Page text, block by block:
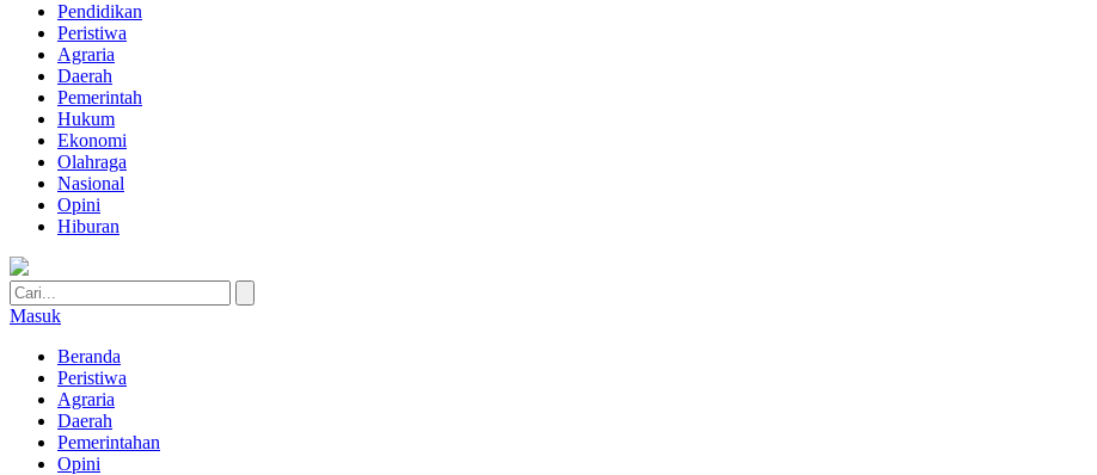
Pendidikan
Peristiwa
Agraria
Daerah
Pemerintah
Hukum
Ekonomi
Olahraga
Nasional
Opini
Hiburan
Masuk
Beranda
Peristiwa
Agraria
Daerah
Pemerintahan
Opini